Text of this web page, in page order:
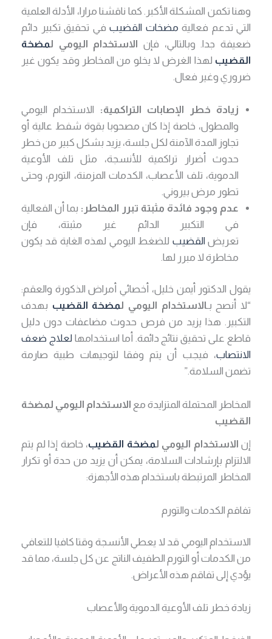
وهنا تكمن المشكلة الأكبر. كما ناقشنا مرارا، الأدلة العلمية
التي تدعم فعالية مضخات القضيب في تحقيق تكبير دائم
ضعيفة جدا. وبالتالي، فإن الاستخدام اليومي لمضخة
القضيب لهذا الغرض لا يخلو من المخاطر وقد يكون غير
ضروري وغير فعال.
زيادة خطر الإصابات التراكمية: الاستخدام اليومي
والمطول، خاصة إذا كان مصحوبا بقوة شفط عالية أو
تجاوز المدة الآمنة لكل جلسة، يزيد بشكل كبير من خطر
حدوث أضرار تراكمية للأنسجة، مثل تلف الأوعية
الدموية، تلف الأعصاب، الكدمات المزمنة، التورم، وحتى
تطور مرض بيروني.
عدم وجود فائدة مثبتة تبرر المخاطر: بما أن الفعالية
في التكبير الدائم غير مثبتة، فإن
تعريضالقضيب للضغط اليومي لهذه الغاية قد يكون
مخاطرة لا مبرر لها.
يقول الدكتور أيمن خليل، أخصائي أمراض الذكورة والعقم:
“لا أنصح بـالاستخدام اليومي لمضخة القضيب بهدف
التكبير. هذا يزيد من فرص حدوث مضاعفات دون دليل
قاطع على تحقيق نتائج دائمة. أما استخدامهالعلاج ضعف
الانتصاب، فيجب أن يتم وفقا لتوجيهات طبية صارمة
تضمن السلامة.”
المخاطر المحتملة المتزايدة مع الاستخدام اليومي لمضخة
القضيب
إن الاستخدام اليومي لمضخة القضيب، خاصة إذا لم يتم
الالتزام بإرشادات السلامة، يمكن أن يزيد من حدة أو تكرار
المخاطر المرتبطة باستخدام هذه الأجهزة:
تفاقم الكدمات والتورم
الاستخدام اليومي قد لا يعطي الأنسجة وقتا كافيا للتعافي
من الكدمات أو التورم الطفيف الناتج عن كل جلسة، مما قد
يؤدي إلى تفاقم هذه الأعراض.
زيادة خطر تلف الأوعية الدموية والأعصاب